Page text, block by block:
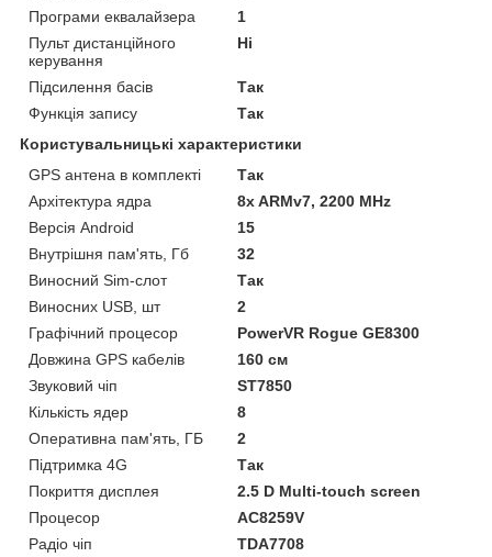
Програми еквалайзера
1
Пульт дистанційного
керування
Ні
Підсилення басів
Так
Функція запису
Так
Користувальницькі характеристики
GPS антена в комплекті
Так
Архітектура ядра
8x ARMv7, 2200 MHz
Версія Android
15
Внутрішня пам'ять, Гб
32
Виносний Sim-слот
Так
Виносних USB, шт
2
Графічний процесор
PowerVR Rogue GE8300
Довжина GPS кабелів
160 см
Звуковий чіп
ST7850
Кількість ядер
8
Оперативна пам'ять, ГБ
2
Підтримка 4G
Так
Покриття дисплея
2.5 D Multi-touch screen
Процесор
AC8259V
Радіо чіп
TDA7708